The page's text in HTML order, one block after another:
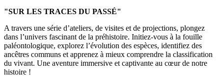
"SUR LES TRACES DU PASSÉ"
A travers une série d’ateliers, de visites et de projections, plongez
dans l’univers fascinant de la préhistoire. Initiez-vous à la fouille
paléontologique, explorez l’évolution des espèces, identifiez des
ancêtres communs et apprenez à mieux comprendre la classification
du vivant. Une aventure immersive et captivante au cœur de notre
histoire !